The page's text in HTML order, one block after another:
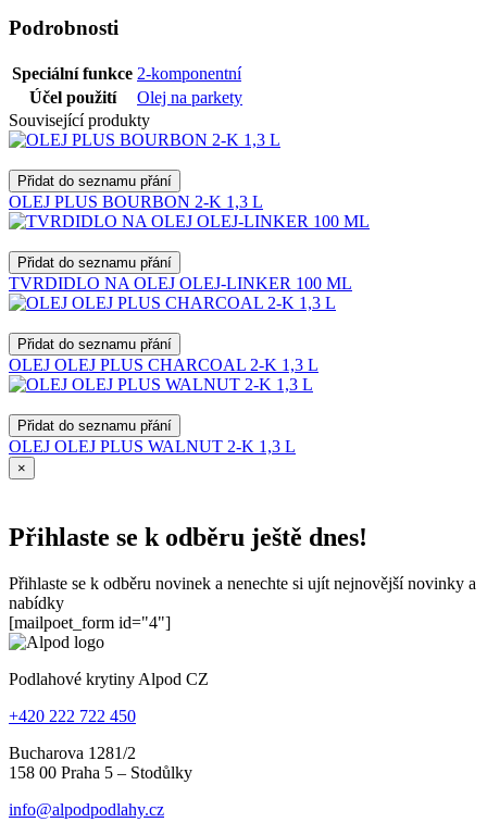
Podrobnosti
Speciální funkce 2-komponentní
Účel použití
Olej na parkety
Související produkty
Přidat do seznamu přání
OLEJ PLUS BOURBON 2-K 1,3 L
Přidat do seznamu přání
TVRDIDLO NA OLEJ OLEJ-LINKER 100 ML
Přidat do seznamu přání
OLEJ OLEJ PLUS CHARCOAL 2-K 1,3 L
Přidat do seznamu přání
OLEJ OLEJ PLUS WALNUT 2-K 1,3 L
×
Přihlaste se k odběru ještě dnes!
Přihlaste se k odběru novinek a nenechte si ujít nejnovější novinky a
nabídky
[mailpoet_form id="4"]
Podlahové krytiny Alpod CZ
+420 222 722 450
Bucharova 1281/2
158 00 Praha 5 – Stodůlky
info@alpodpodlahy.cz